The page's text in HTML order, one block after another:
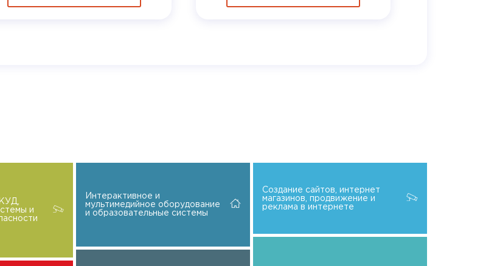
и
Интерактивное и
мультимедийное оборудование
и образовательные системы
Создание сайтов, интернет
магазинов, продвижение и
реклама в интернете